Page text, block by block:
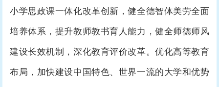
小学思政课一体化改革创新，健全德智体美劳全面
培养体系，提升教师教书育人能力，健全师德师风
建设长效机制，深化教育评价改革。优化高等教育
布局，加快建设中国特色、世界一流的大学和优势